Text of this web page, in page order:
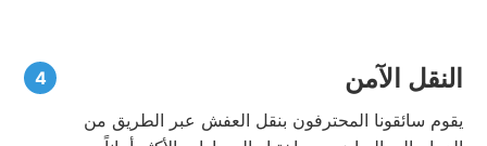
النقل الآمن
يقوم سائقونا المحترفون بنقل العفش عبر الطريق من